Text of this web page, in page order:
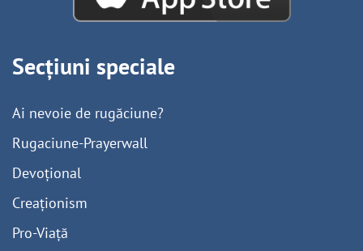
Secțiuni speciale
Ai nevoie de rugăciune?
Rugaciune-Prayerwall
Devoțional
Creaționism
Pro-Viață